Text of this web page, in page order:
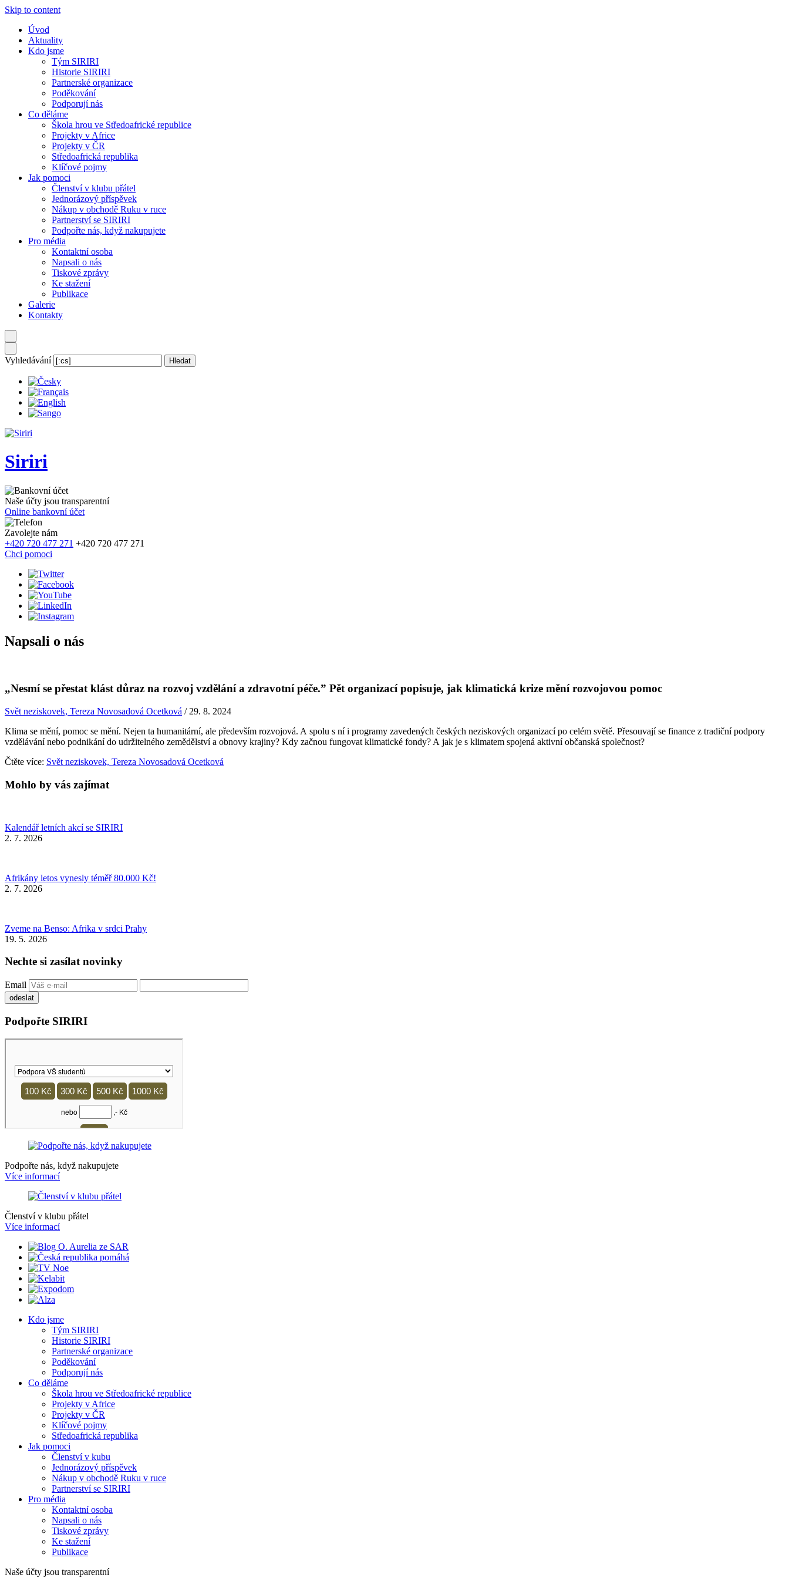
Skip to content
Úvod
Aktuality
Kdo jsme
Tým SIRIRI
Historie SIRIRI
Partnerské organizace
Poděkování
Podporují nás
Co děláme
Škola hrou ve Středoafrické republice
Projekty v Africe
Projekty v ČR
Středoafrická republika
Klíčové pojmy
Jak pomoci
Členství v klubu přátel
Jednorázový příspěvek
Nákup v obchodě Ruku v ruce
Partnerství se SIRIRI
Podpořte nás, když nakupujete
Pro média
Kontaktní osoba
Napsali o nás
Tiskové zprávy
Ke stažení
Publikace
Galerie
Kontakty
Vyhledávání
Siriri
Naše účty jsou transparentní
Online bankovní účet
Zavolejte nám
+420 720 477 271 +420 720 477 271
Chci pomoci
Napsali o nás
„Nesmí se přestat klást důraz na rozvoj vzdělání a zdravotní péče.” Pět organizací popisuje, jak klimatická krize mění rozvojovou pomoc
Svět neziskovek, Tereza Novosadová Ocetková / 29. 8. 2024
Klima se mění, pomoc se mění. Nejen ta humanitární, ale především rozvojová. A spolu s ní i programy zavedených českých neziskových organizací po celém světě. Přesouvají se finance z tradiční podpory
vzdělávání nebo podnikání do udržitelného zemědělství a obnovy krajiny? Kdy začnou fungovat klimatické fondy? A jak je s klimatem spojená aktivní občanská společnost?
Čtěte více: Svět neziskovek, Tereza Novosadová Ocetková
Mohlo by vás zajímat
Kalendář letních akcí se SIRIRI
2. 7. 2026
Afrikány letos vynesly téměř 80.000 Kč!
2. 7. 2026
Zveme na Benso: Afrika v srdci Prahy
19. 5. 2026
Nechte si zasílat novinky
Email
Podpořte SIRIRI
Podpořte nás, když nakupujete
Více informací
Členství v klubu přátel
Více informací
Kdo jsme
Tým SIRIRI
Historie SIRIRI
Partnerské organizace
Poděkování
Podporují nás
Co děláme
Škola hrou ve Středoafrické republice
Projekty v Africe
Projekty v ČR
Klíčové pojmy
Středoafrická republika
Jak pomoci
Členství v kubu
Jednorázový příspěvek
Nákup v obchodě Ruku v ruce
Partnerství se SIRIRI
Pro média
Kontaktní osoba
Napsali o nás
Tiskové zprávy
Ke stažení
Publikace
Naše účty jsou transparentní